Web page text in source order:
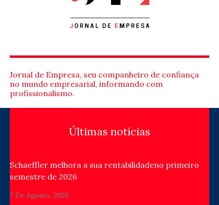
Jornal de Empresa, seu companheiro de confiança
no mundo empresarial, informando com
profissionalismo.
Últimas notícias
Schaeffler melhora a sua rentabilidadeno primeiro
semestre de 2026
7 De Agosto, 2026